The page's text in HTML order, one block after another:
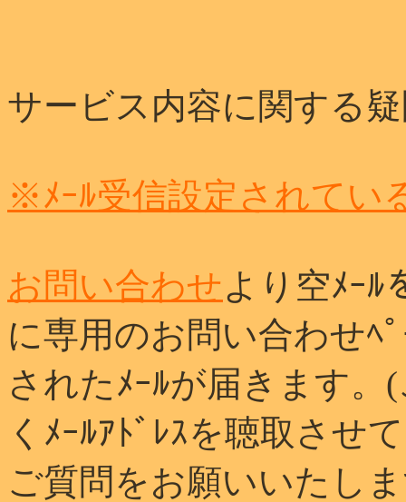
サービス内容に関する
※ﾒｰﾙ受信設定されてい
お問い合わせより空ﾒｰﾙ
に専用のお問い合わせﾍ
されたﾒｰﾙが届きます
くﾒｰﾙｱﾄﾞﾚｽを聴取させ
ご質問をお願いいたし